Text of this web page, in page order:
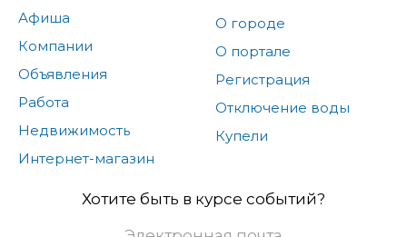
Афиша
Компании
Объявления
Работа
Недвижимость
Интернет-магазин
О городе
О портале
Регистрация
Отключение воды
Купели
Хотите быть в курсе событий?